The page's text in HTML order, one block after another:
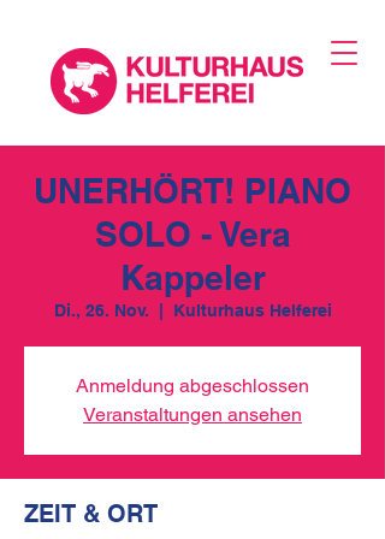
UNERHÖRT! PIANO
SOLO - Vera
Kappeler
Di., 26. Nov. Kulturhaus Helferei
Anmeldung abgeschlossen
Veranstaltungen ansehen
ZEIT & ORT